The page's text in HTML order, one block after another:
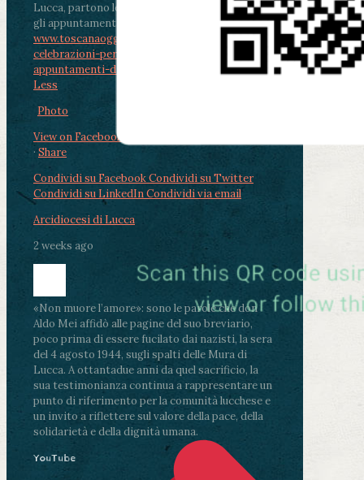
Lucca, partono le celebrazioni per don Aldo Mei:
gli appuntamenti dal 2 al 4 agosto
www.toscanaoggi.it/lucca-partono-le-
celebrazioni-per-don-aldo-mei-gli-
appuntamenti-dal-2-al-4-ago...
See MoreSee
Less
Photo
View on Facebook
· Share
Condividi su FacebookCondividi su Twitter
Condividi su LinkedInCondividi via email
Arcidiocesi di Lucca
2 weeks ago
«Non muore l’amore»: sono le parole che don
Aldo Mei affidò alle pagine del suo breviario,
poco prima di essere fucilato dai nazisti, la sera
del 4 agosto 1944, sugli spalti delle Mura di
Lucca. A ottantadue anni da quel sacrificio, la
sua testimonianza continua a rappresentare un
punto di riferimento per la comunità lucchese e
un invito a riflettere sul valore della pace, della
solidarietà e della dignità umana.
YouTube